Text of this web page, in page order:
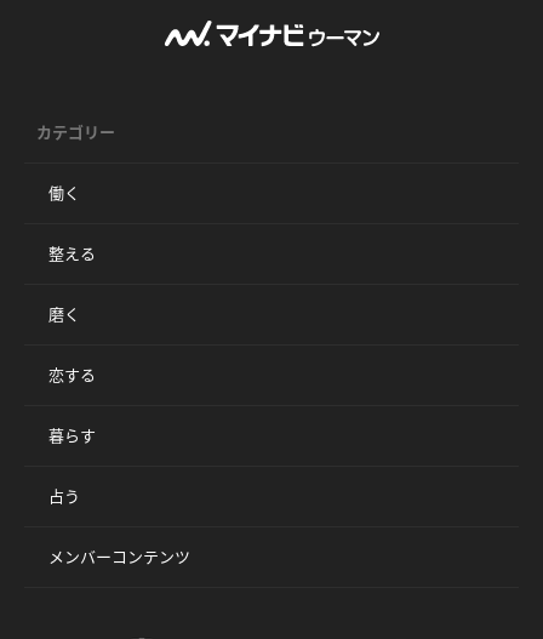
カテゴリー
働く
整える
磨く
恋する
暮らす
占う
メンバーコンテンツ